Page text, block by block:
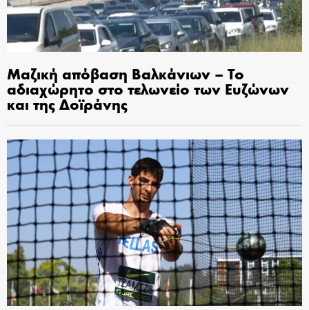
Μαζική απόβαση Βαλκάνιων – Το
αδιαχώρητο στο τελωνείο των Ευζώνων
και της Δοϊράνης